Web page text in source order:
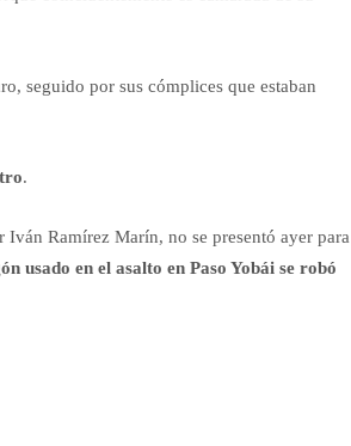
seguido por sus cómplices que estaban
.
Ramírez Marín, no se presentó ayer para
usado en el asalto en Paso Yobái se robó